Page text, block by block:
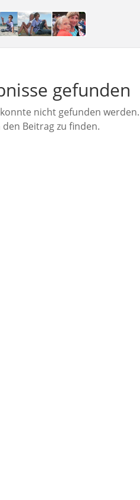
gefunden
nicht gefunden
Beitrag zu finden.